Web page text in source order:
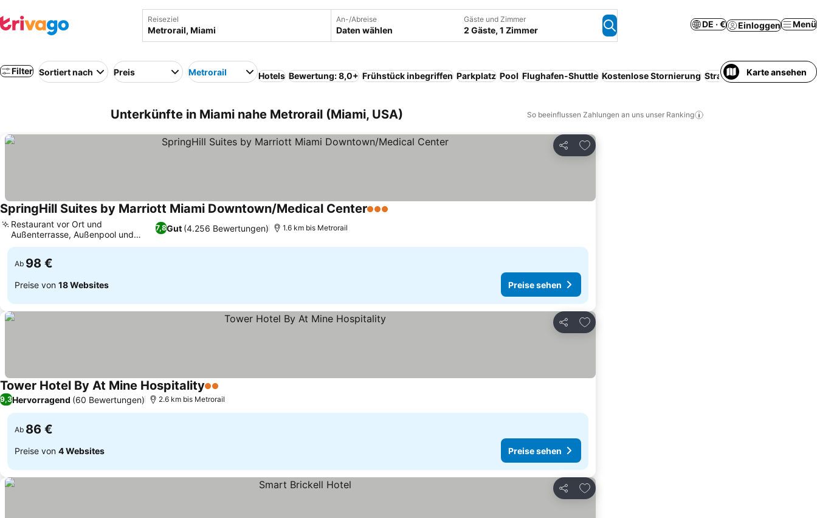
Reiseziel An-/Abreise
Daten wählen
Gäste und Zimmer
2 Gäste, 1 Zimmer
DE · € Einloggen Menü
Filter Sortiert nach Preis Metrorail Hotels Bewertung: 8,0+ Frühstück inbegriffen Parkplatz Pool Flughafen-Shuttle Kostenlose Stornierung Strand Serviced apartment
Karte ansehen
Unterkünfte in Miami nahe Metrorail (Miami, USA) So beeinflussen Zahlungen an uns unser Ranking
Teilen
Zu Favoriten hinzufügen
SpringHill Suites by Marriott Miami Downtown/Medical Center3 Sterne
7,8Gut (4.256 Bewertungen)
Restaurant vor Ort und
Außenterrasse, Außenpool und
Fitnesscenter
1.6 km bis Metrorail
Ab 98 €
Preise von 18 Websites Preise sehen
Teilen
Zu Favoriten hinzufügen
Tower Hotel By At Mine Hospitality2 Sterne
9,3Hervorragend (60 Bewertungen) 2.6 km bis Metrorail
Ab 86 €
Preise von 4 Websites Preise sehen
Teilen
Zu Favoriten hinzufügen